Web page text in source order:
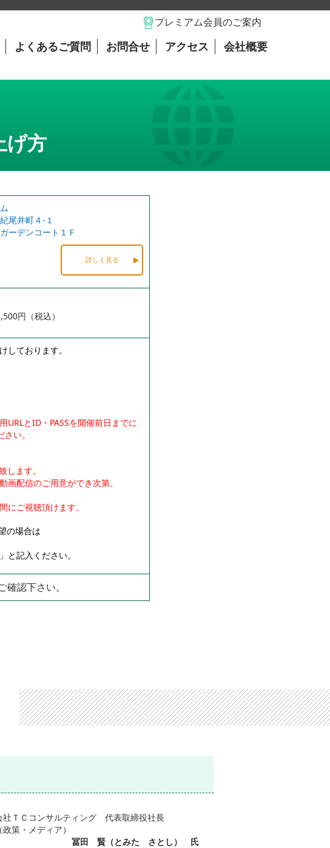
プレミアム会員のご案内
よくあるご質問 お問合せ アクセス 会社概要
げ方
尾井町４-１
ーデンコート１Ｆ
詳しく見る
円（税込）
しております。
URLとID・PASSを開催前日までに
い。
します。
画配信のご用意ができ次第、
にご視聴頂けます。
の場合は
」と記入ください。
確認下さい。
社ＴＣコンサルティング 代表取締役社長
策・メディア）
冨田 賢（とみた さとし） 氏